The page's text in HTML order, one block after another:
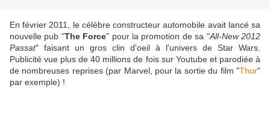
En février 2011, le célèbre constructeur automobile avait lancé sa
nouvelle pub "The Force" pour la promotion de sa "All-New 2012
Passat" faisant un gros clin d'oeil à l'univers de Star Wars.
Publicité vue plus de 40 millions de fois sur Youtube et parodiée à
de nombreuses reprises (par Marvel, pour la sortie du film "Thor"
par exemple) !